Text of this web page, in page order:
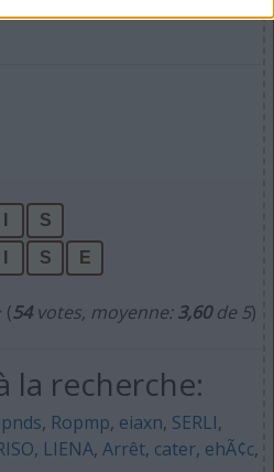
S
S E
(54votes, moyenne:3,60de 5)
la recherche:
, Ropmp, eiaxn, SERLI,
, LIENA, Arrêt, cater, ehÃ¢c,